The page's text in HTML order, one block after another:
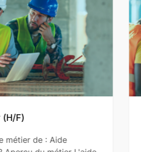
maçon (H/F)
est-ce que le métier de : Aide-